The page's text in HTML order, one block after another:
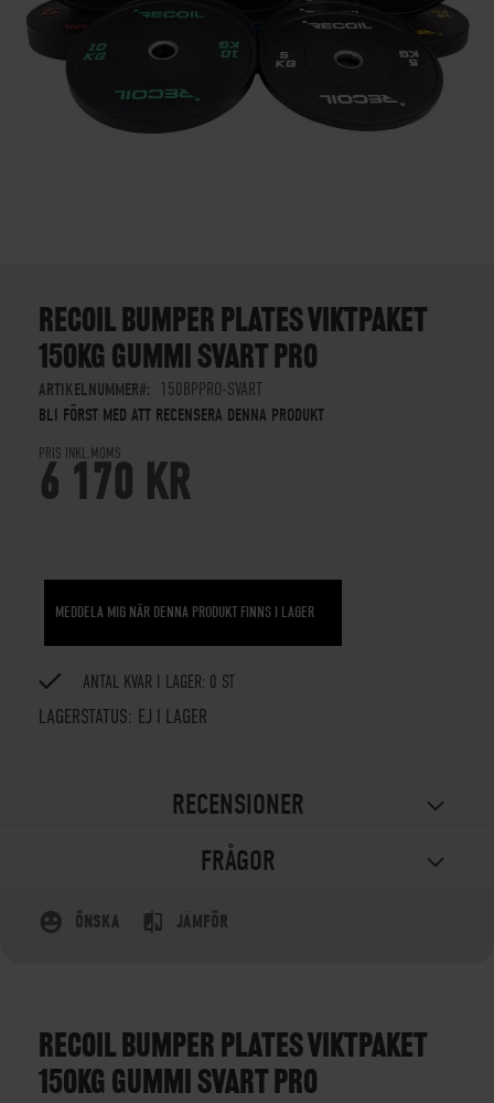
BEGINNING
IMAGES
GALLERY
RECOIL BUMPER PLATES VIKTPAKET
150KG GUMMI SVART PRO
ARTIKELNUMMER
150BPPRO-SVART
BLI FÖRST MED ATT RECENSERA DENNA PRODUKT
PRIS INKL.MOMS
6 170 KR
MEDDELA MIG NÄR DENNA PRODUKT FINNS I LAGER
LAGERSTATUS: EJ I LAGER
ANTAL KVAR I LAGER: 0 ST
RECENSIONER
FRÅGOR
ÖNSKA JÄMFÖR
RECOIL BUMPER PLATES VIKTPAKET
150KG GUMMI SVART PRO